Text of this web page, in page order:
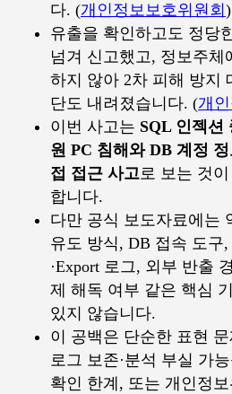
다. (개인정보보호위원회 )
유출을 확인하고도 정당
넘겨 신고했고, 정보주체
하지 않아 2차 피해 방지
단도 내려졌습니다. (개
이번 사고는 SQL 인젝션
원 PC 침해와 DB 계정
접 접근 사고로 보는 것
합니다.
다만 공식 보도자료에는
유도 방식, DB 접속 도구
·Export 로그, 외부 반출
제 해독 여부 같은 핵심
있지 않습니다.
이 공백은 단순한 표현
로그 보존·분석 부실 가
확인 한계, 또는 개인정